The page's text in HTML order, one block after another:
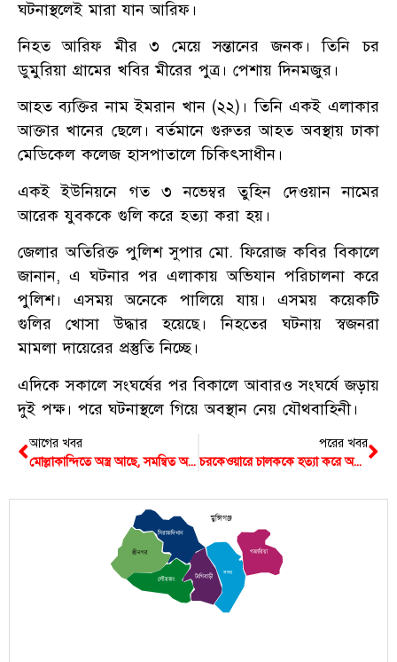
ঘটনাস্থলেই মারা যান আরিফ।
নিহত আরিফ মীর ৩ মেয়ে সন্তানের জনক। তিনি চর
ডুমুরিয়া গ্রামের খবির মীরের পুত্র। পেশায় দিনমজুর।
আহত ব্যক্তির নাম ইমরান খান (২২)। তিনি একই এলাকার
আক্তার খানের ছেলে। বর্তমানে গুরুতর আহত অবস্থায় ঢাকা
মেডিকেল কলেজ হাসপাতালে চিকিৎসাধীন।
একই ইউনিয়নে গত ৩ নভেম্বর তুহিন দেওয়ান নামের
আরেক যুবককে গুলি করে হত্যা করা হয়।
জেলার অতিরিক্ত পুলিশ সুপার মো. ফিরোজ কবির বিকালে
জানান, এ ঘটনার পর এলাকায় অভিযান পরিচালনা করে
পুলিশ। এসময় অনেকে পালিয়ে যায়। এসময় কয়েকটি
‍গুলির খোসা উদ্ধার হয়েছে। নিহতের ঘটনায় স্বজনরা
মামলা দায়েরের প্রস্তুতি নিচ্ছে।
এদিকে সকালে সংঘর্ষের পর বিকালে আবারও সংঘর্ষে জড়ায়
দুই পক্ষ। পরে ঘটনাস্থলে গিয়ে অবস্থান নেয় যৌথবাহিনী।
আগের খবর
মোল্লাকান্দিতে অস্ত্র আছে, সমন্বিত অভিযান নেই
পরের খবর
চরকেওয়ারে চালককে হত্যা করে অটো ছিনতাই, মুখোশধারী খুনিকে খুঁজছে পুলিশ
শ্রীনগর
সিরাজদিখান
টংগিবাড়ী
সদর
গজারিয়া
লৌহজং
মুন্সিগঞ্জ